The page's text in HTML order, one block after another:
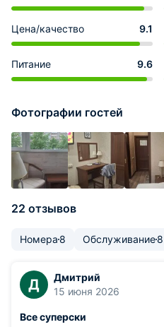
Цена/качество 9.1
Питание 9.6
Фотографии гостей
22 отзывов
Номера 8 Обслуживание8
Д
Дмитрий
15 июня 2026
Все суперски